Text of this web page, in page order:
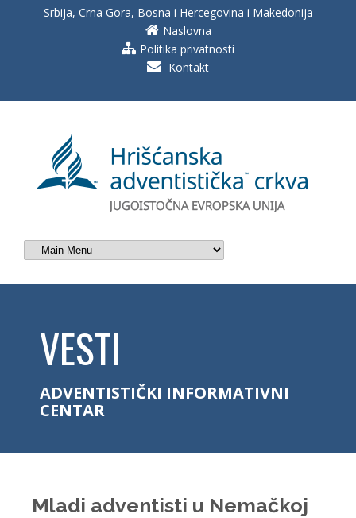
Srbija, Crna Gora, Bosna i Hercegovina i Makedonija
Naslovna
Politika privatnosti
Kontakt
VESTI
ADVENTISTIČKI INFORMATIVNI
CENTAR
Mladi adventisti u Nemačkoj